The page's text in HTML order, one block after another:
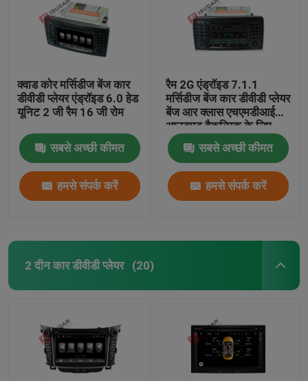
क्वाड कोर मर्सिडीज बेंज कार
डीवीडी प्लेयर एंड्रॉइड 6.0 हेड
यूनिट 2 जी रैम 16 जी रोम
सबसे अच्छी कीमत
हमसे संपर्क करें
रैम 2G एंड्रॉइड 7.1.1
मर्सिडीज बेंज कार डीवीडी प्लेयर
बेंज आर क्लास एचएमडीआई
आउटपुट वैकल्पिक के लिए
सबसे अच्छी कीमत
हमसे संपर्क करें
2 दीन कार डीवीडी प्लेयर (20)